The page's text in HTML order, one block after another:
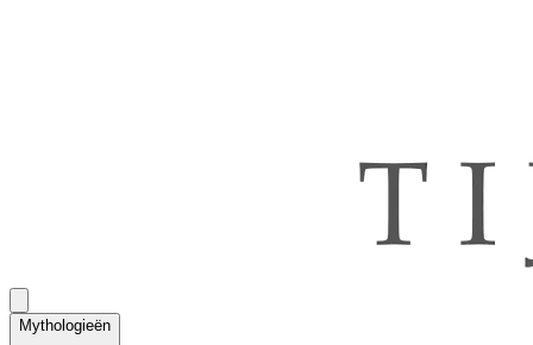
Mythologieën